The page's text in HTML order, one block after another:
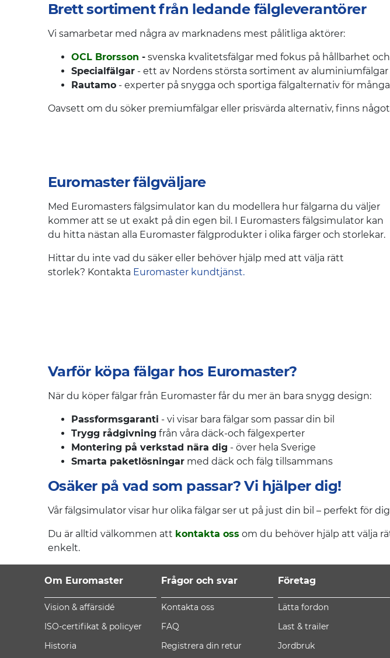
Brett sortiment från ledande fälgleverantörer
Vi samarbetar med några av marknadens mest pålitliga aktörer:
OCL Brorsson - svenska kvalitetsfälgar med fokus på hållbarhet
Specialfälgar - ett av Nordens största sortiment av aluminiumfälgar
Rautamo - experter på snygga och sportiga fälgalternativ för
Oavsett om du söker premiumfälgar eller prisvärda alternativ, finns
Euromaster fälgväljare
Med Euromasters fälgsimulator kan du modellera hur fälgarna du väljer
kommer att se ut exakt på din egen bil. I Euromasters fälgsimulator kan
du hitta nästan alla Euromaster fälgprodukter i olika färger och storlekar.
Hittar du inte vad du säker eller behöver hjälp med att välja rätt
storlek? Kontakta Euromaster kundtjänst.
Varför köpa fälgar hos Euromaster?
När du köper fälgar från Euromaster får du mer än bara snygg design:
Passformsgaranti - vi visar bara fälgar som passar din bil
Trygg rådgivning från våra däck-och fälgexperter
Montering på verkstad nära dig - över hela Sverige
Smarta paketlösningar med däck och fälg tillsammans
Osäker på vad som passar? Vi hjälper dig!
Vår fälgsimulator visar hur olika fälgar ser ut på just din bil – perfekt för
Du är alltid välkommen att kontakta oss om du behöver hjälp att välja
enkelt.
Om Euromaster
Vision & affärsidé
ISO-certifikat & policyer
Historia
Frågor och svar
Kontakta oss
FAQ
Registrera din retur
Företag
Lätta fordon
Last & trailer
Jordbruk